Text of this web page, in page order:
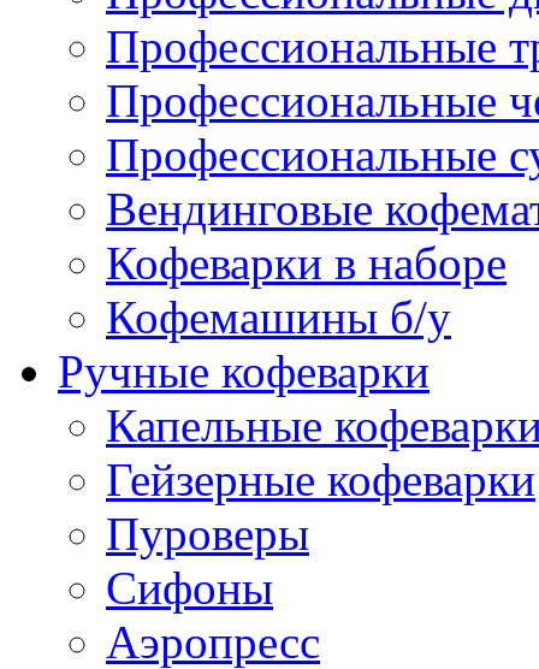
Профессиональные
Профессиональные
Профессиональные
Вендинговые
Кофеварки в наборе
Кофемашины б/у
Ручные кофеварки
Капельные
Гейзерные кофеварки
Пуроверы
Сифоны
Аэропресс